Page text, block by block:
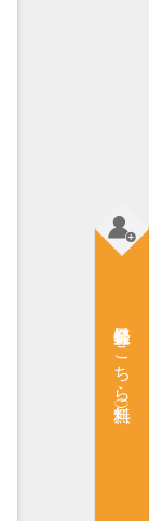
会員登録はこちら（無料）